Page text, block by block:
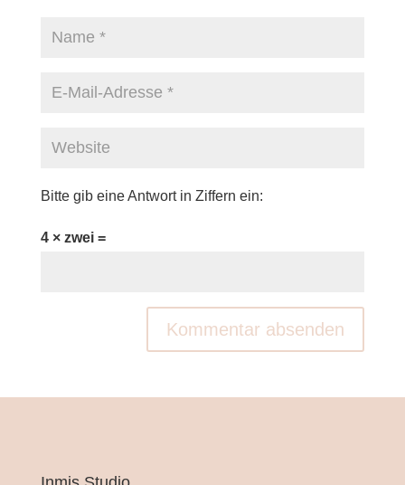
Bitte gib eine Antwort in Ziffern ein:
4 × zwei =
r